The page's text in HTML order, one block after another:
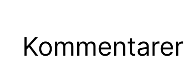
Kommentarer